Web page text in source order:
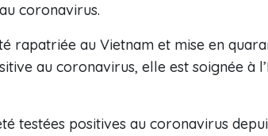
coronavirus.
rapatriée au Vietnam et mise en
au coronavirus, elle est soignée à
testées positives au coronavirus